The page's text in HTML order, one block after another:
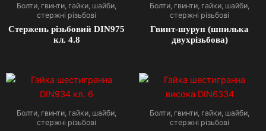
Болти, гвинти, гайки, шайби,
стержні різьбові
Стержень різьбовий DIN975
кл. 4.8
Болти, гвинти, гайки, шайби,
стержні різьбові
Гвинт-шуруп (шпилька
двухрізьбова)
Болти, гвинти, гайки, шайби,
стержні різьбові
Болти, гвинти, гайки, шайби,
стержні різьбові